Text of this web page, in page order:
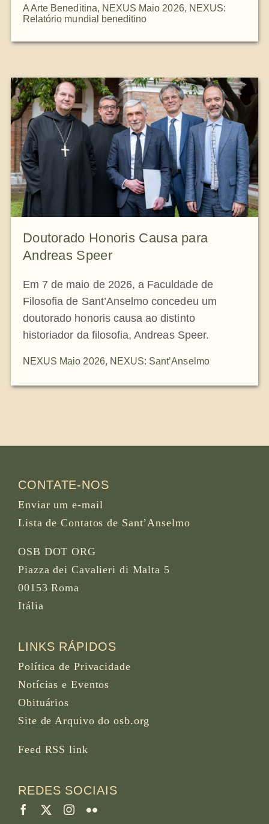
A Arte Beneditina, NEXUS Maio 2026, NEXUS:
Relatório mundial beneditino
Doutorado Honoris Causa para
Andreas Speer
Em 7 de maio de 2026, a Faculdade de
Filosofia de Sant’Anselmo concedeu um
doutorado honoris causa ao distinto
historiador da filosofia, Andreas Speer.
NEXUS Maio 2026, NEXUS: Sant’Anselmo
CONTATE-NOS
Enviar um e-mail
Lista de Contatos de Sant’Anselmo
OSB DOT ORG
Piazza dei Cavalieri di Malta 5
00153 Roma
Itália
LINKS RÁPIDOS
Política de Privacidade
Notícias e Eventos
Obituários
Site de Arquivo do osb.org
Feed RSS link
REDES SOCIAIS